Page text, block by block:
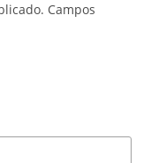
Campos